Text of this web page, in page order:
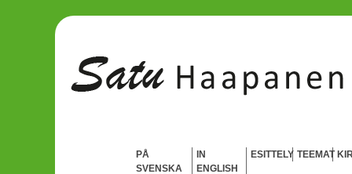
TEEMAT
ESITTELY
IN
ENGLISH
PÅ
SVENSKA